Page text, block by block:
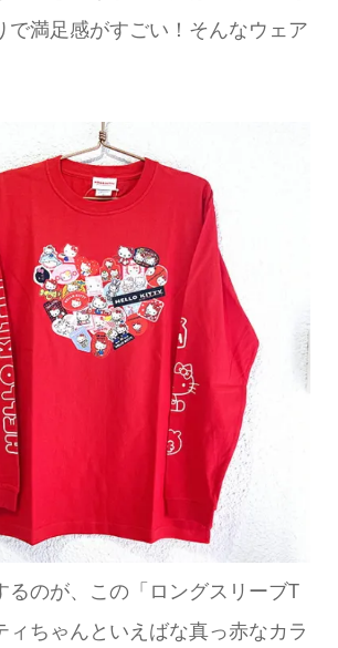
で満足感がすごい！そんなウェア
るのが、この「ロングスリーブT
ィちゃんといえばな真っ赤なカラ